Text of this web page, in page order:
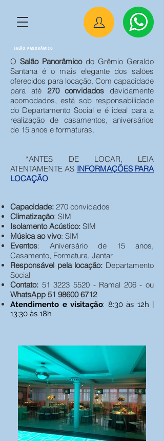
SALÃO PANORÂMICO
O Salão Panorâmicodo Grêmio Geraldo
Santana é o mais elegante dos salões
oferecidos para locação. Com capacidade
para até 270 convidados devidamente
acomodados, está sob responsabilidade
do Departamento Social e é ideal para a
realização de casamentos, aniversários
de 15 anos e formaturas.
*ANTES DE LOCAR, LEIA
ATENTAMENTE AS INFORMAÇÕES PARA
LOCAÇÃO
Capacidade: 270 convidados
Climatização: SIM
Isolamento Acústico: SIM
Música ao vivo: SIM
Eventos: Aniversário de 15 anos,
Casamento, Formatura, Jantar
Responsável pela locação: Departamento
Social
Contato: 51 3223 5520- Ramal 206 - ou
WhatsApp 51 98600 6712
Atendimento e visitação: 8:30 às 12h |
13:30 às 18h